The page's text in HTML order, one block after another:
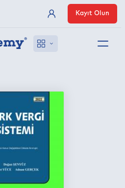
Üye Girişi
Kayıt Olun